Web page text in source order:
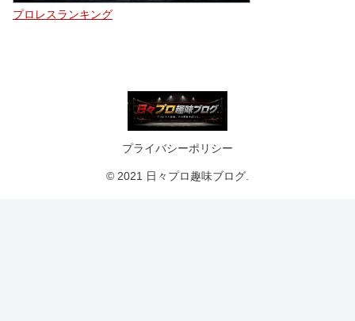
プロレスランキング
プライバシーポリシー
© 2021 日々プロ趣味ブログ.